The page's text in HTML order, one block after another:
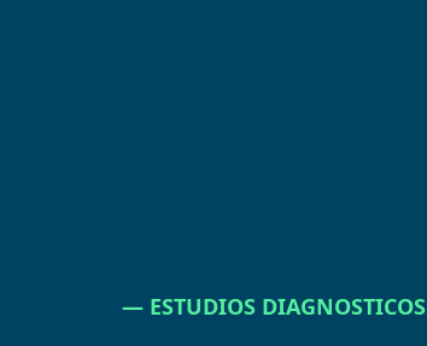
― ESTUDIOS DIAGNOSTICOS​